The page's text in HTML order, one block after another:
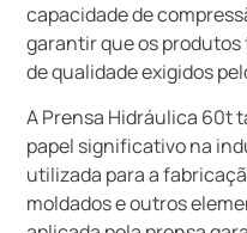
capacidade de
garantir que os
de qualidade exigidos
A Prensa Hidráulica 60t
papel significativo na
utilizada para a
moldados e outros